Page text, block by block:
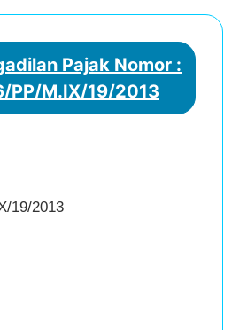
Pajak Nomor :
PP/M.IX/19/2013
19/2013